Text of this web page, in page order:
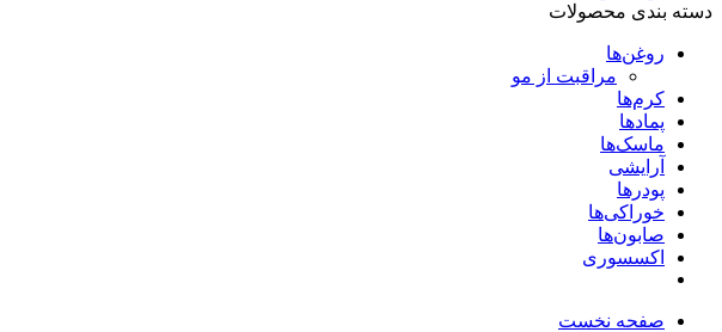
دسته بندی محصولات
روغن‌ها
مراقبت از مو
کرم‌ها
پمادها
ماسک‌ها
آرایشی
پودرها
خوراکی‌ها
صابون‌ها
اکسسوری
صفحه نخست